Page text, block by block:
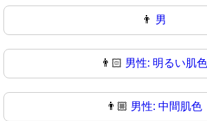
👨 男
👨🏻 男性: 明るい肌色
👨🏼 男性: 中間肌色